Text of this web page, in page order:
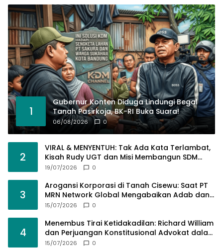
1
Gubernur Konten Diduga Lindungi Begal
Tanah Pasirkoja, BK-RI Buka Suara!
06/08/2026 0
2
VIRAL & MENYENTUH: Tak Ada Kata Terlambat,
Kisah Rudy UGT dan Misi Membangun SDM
Bangsa Lewat Kuliah Jarak Jauh
19/07/2026 0
3
Arogansi Korporasi di Tanah Cisewu: Saat PT
MRN Network Global Mengabaikan Adab dan
Hukum
15/07/2026 0
4
Menembus Tirai Ketidakadilan: Richard William
dan Perjuangan Konstitusional Advokat dalam
KUHAP Baru
15/07/2026 0